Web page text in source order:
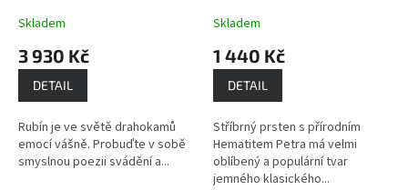
lásky, vášně a bohatství
Skladem
3 930 Kč
DETAIL
Rubín je ve světě drahokamů
emocí vášně. Probuďte v sobě
smyslnou poezii svádění a...
ochranu
Skladem
1 440 Kč
DETAIL
Stříbrný prsten s přírodním
Hematitem Petra má velmi
oblíbený a populární tvar
jemného klasického...